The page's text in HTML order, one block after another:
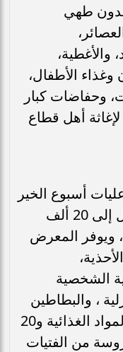
بدون طهي
والأغطية،
الأطفال،
وحفاضات كبار
أهل قطاع
أسبوع الخير
بالأسمرات، حيث يهدف للوصول إلى 20 ألف
ويوفر المعرض
الشخصية
، والبطاطين
والألحفة، وتوزيع 250 طن من المواد الغذائية و20
وتجهيز 100 عروسة من الفتيات